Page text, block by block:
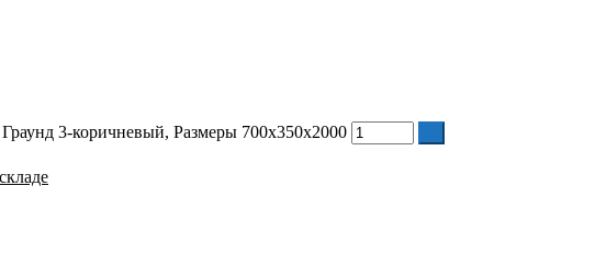
3-коричневый, Размеры 700х350х2000